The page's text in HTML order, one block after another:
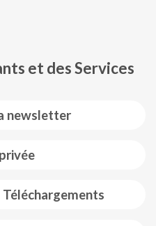
newsletter
et des Services